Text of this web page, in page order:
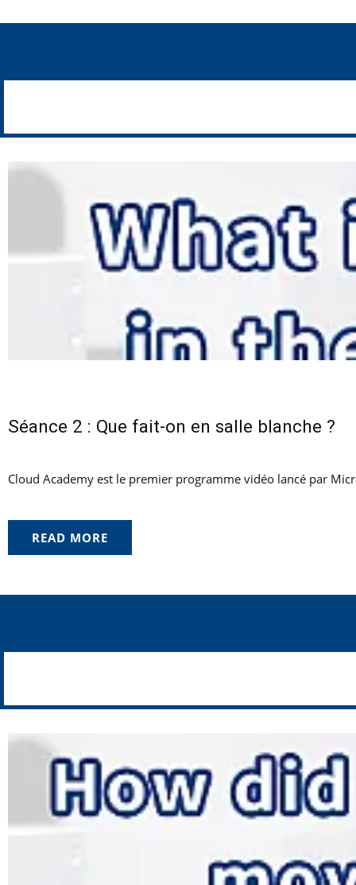
Séance 2 : Que fait-on en salle blanche ?
Cloud Academy est le premier programme vidéo lancé par
READ MORE